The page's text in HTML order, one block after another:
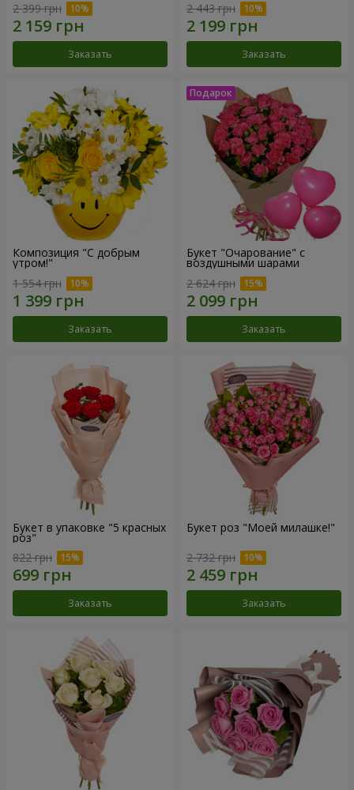
2 399 грн
Заказать
2 443 грн
Заказать
Композиция "С добрым
утром!"
1 554 грн
Заказать
Букет "Очарование" с
воздушными шарами
2 624 грн
Заказать
Букет в упаковке "5 красных
роз"
822 грн
Заказать
Букет роз "Моей милашке!"
2 732 грн
Заказать